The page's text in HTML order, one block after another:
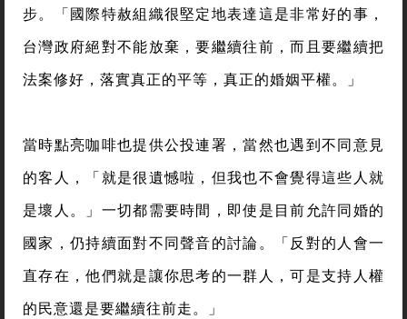
步。「國際特赦組織很堅定地表達這是非常好的事，
台灣政府絕對不能放棄，要繼續往前，而且要繼續把
法案修好，落實真正的平等，真正的婚姻平權。」
當時點亮咖啡也提供公投連署，當然也遇到不同意見
的客人，「就是很遺憾啦，但我也不會覺得這些人就
是壞人。」一切都需要時間，即使是目前允許同婚的
國家，仍持續面對不同聲音的討論。「反對的人會一
直存在，他們就是讓你思考的一群人，可是支持人權
的民意還是要繼續往前走。」